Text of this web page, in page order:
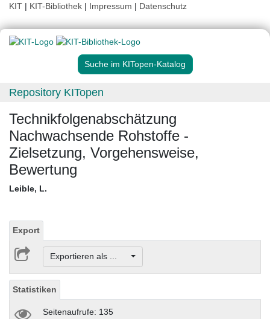
KIT | KIT-Bibliothek | Impressum | Datenschutz
Suche im KITopen-Katalog
Repository KITopen
Technikfolgenabschätzung
Nachwachsende Rohstoffe -
Zielsetzung, Vorgehensweise,
Bewertung
Leible, L.
Export
Exportieren als ...
Statistiken
Seitenaufrufe: 135